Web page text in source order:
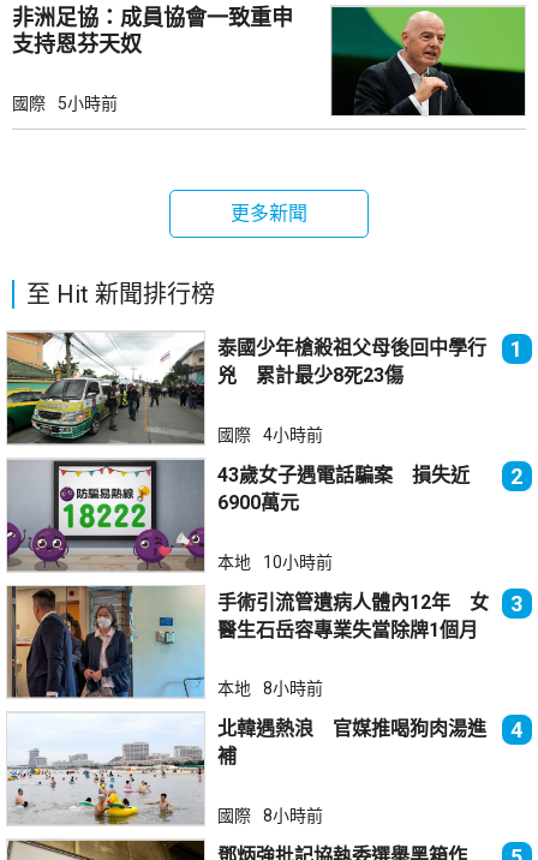
非洲足協：成員協會一致重申
支持恩芬天奴
國際 5小時前
更多新聞
至 Hit 新聞排行榜
泰國少年槍殺祖父母後回中學行
兇 累計最少8死23傷
1
國際 4小時前
43歲女子遇電話騙案 損失近
6900萬元
2
本地 10小時前
手術引流管遺病人體內12年 女
醫生石岳容專業失當除牌1個月
3
本地 8小時前
北韓遇熱浪 官媒推喝狗肉湯進
補
4
國際 8小時前